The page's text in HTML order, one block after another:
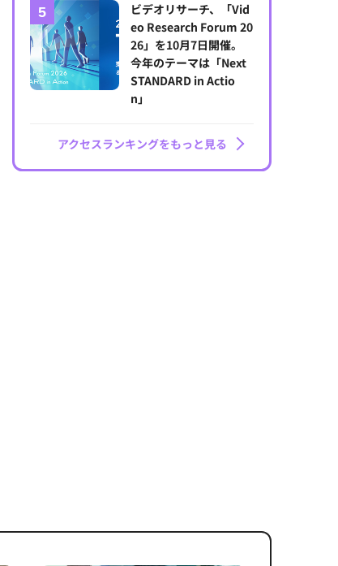
ビデオリサーチ、「Vid
eo Research Forum 20
26」を10月7日開催。
今年のテーマは「Next
STANDARD in Actio
n」
アクセスランキングをもっと見る